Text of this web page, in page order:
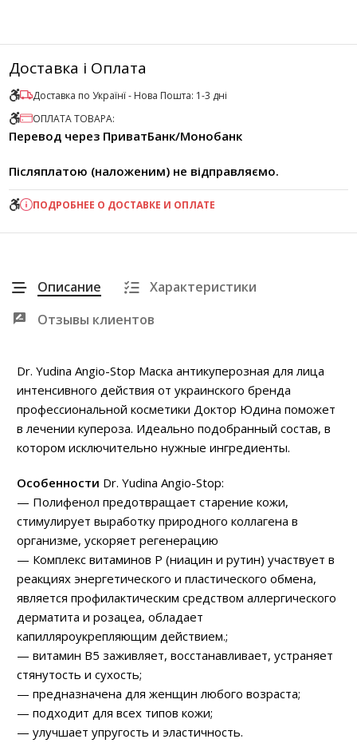
Доставка і Оплата
Доставка по Українї - Нова Пошта: 1-3 дні
ОПЛАТА ТОВАРА:
Перевод через ПриватБанк/Монобанк
Післяплатою (наложеним) не відправляємо.
ПОДРОБНЕЕ О ДОСТАВКЕ И ОПЛАТЕ
Описание
Характеристики
Отзывы клиентов
Dr. Yudina Angio-Stop Маска антикуперозная для лица
интенсивного действия от украинского бренда
профессиональной косметики Доктор Юдина поможет
в лечении купероза. Идеально подобранный состав, в
котором исключительно нужные ингредиенты.
Особенности Dr. Yudina Angio-Stop:
— Полифенол предотвращает старение кожи,
стимулирует выработку природного коллагена в
организме, ускоряет регенерацию
— Комплекс витаминов Р (ниацин и рутин) участвует в
реакциях энергетического и пластического обмена,
является профилактическим средством аллергического
дерматита и розацеа, обладает
капилляроукрепляющим действием.;
— витамин В5 заживляет, восстанавливает, устраняет
стянутость и сухость;
— предназначена для женщин любого возраста;
— подходит для всех типов кожи;
— улучшает упругость и эластичность.